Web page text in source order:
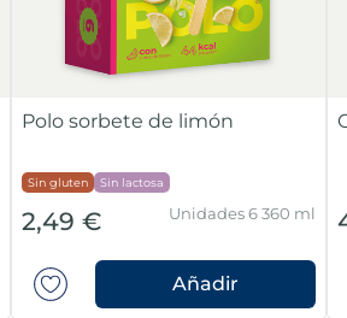
Polo sorbete de limón
Sin gluten Sin lactosa
2,49 € Unidades 6 360 ml
Añadir